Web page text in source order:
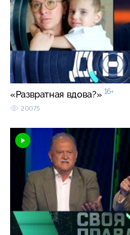
«Развратная вдова?» 16+
20075